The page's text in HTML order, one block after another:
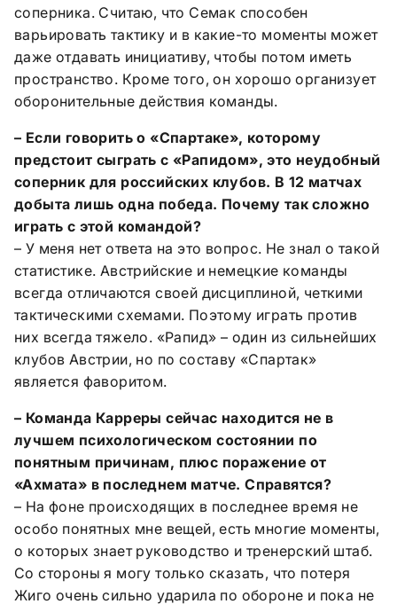
соперника. Считаю, что Семак способен
варьировать тактику и в какие-то моменты может
даже отдавать инициативу, чтобы потом иметь
пространство. Кроме того, он хорошо организует
оборонительные действия команды.
– Если говорить о «Спартаке», которому
предстоит сыграть с «Рапидом», это неудобный
соперник для российских клубов. В 12 матчах
добыта лишь одна победа. Почему так сложно
играть с этой командой?
– У меня нет ответа на это вопрос. Не знал о такой
статистике. Австрийские и немецкие команды
всегда отличаются своей дисциплиной, четкими
тактическими схемами. Поэтому играть против
них всегда тяжело. «Рапид» – один из сильнейших
клубов Австрии, но по составу «Спартак»
является фаворитом.
– Команда Карреры сейчас находится не в
лучшем психологическом состоянии по
понятным причинам, плюс поражение от
«Ахмата» в последнем матче. Справятся?
– На фоне происходящих в последнее время не
особо понятных мне вещей, есть многие моменты,
о которых знает руководство и тренерский штаб.
Со стороны я могу только сказать, что потеря
Жиго очень сильно ударила по обороне и пока не